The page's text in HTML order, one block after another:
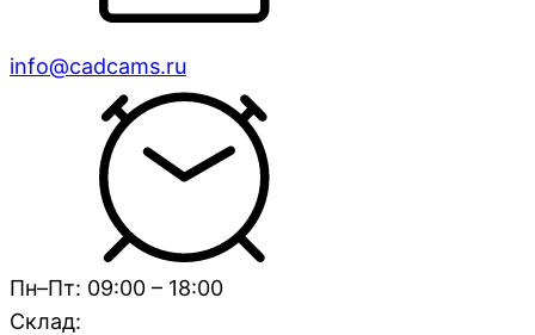
info@cadcams.ru
Пн–Пт: 09:00 – 18:00
Склад: